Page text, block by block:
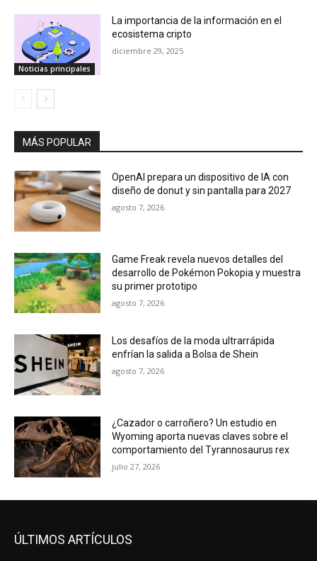
Noticias principales
La importancia de la información en el
ecosistema cripto
diciembre 29, 2025
MÁS POPULAR
OpenAI prepara un dispositivo de IA con
diseño de donut y sin pantalla para 2027
agosto 7, 2026
Game Freak revela nuevos detalles del
desarrollo de Pokémon Pokopia y muestra
su primer prototipo
agosto 7, 2026
Los desafíos de la moda ultrarrápida
enfrían la salida a Bolsa de Shein
agosto 7, 2026
¿Cazador o carroñero? Un estudio en
Wyoming aporta nuevas claves sobre el
comportamiento del Tyrannosaurus rex
julio 27, 2026
ÚLTIMOS ARTÍCULOS